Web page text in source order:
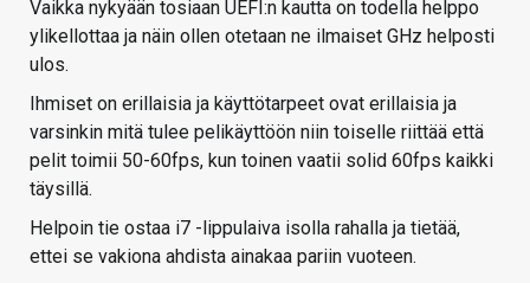
Vaikka nykyään tosiaan UEFI:n kautta on todella helppo
ylikellottaa ja näin ollen otetaan ne ilmaiset GHz helposti
ulos.
Ihmiset on erillaisia ja käyttötarpeet ovat erillaisia ja
varsinkin mitä tulee pelikäyttöön niin toiselle riittää että
pelit toimii 50-60fps, kun toinen vaatii solid 60fps kaikki
täysillä.
Helpoin tie ostaa i7 -lippulaiva isolla rahalla ja tietää,
ettei se vakiona ahdista ainakaa pariin vuoteen.